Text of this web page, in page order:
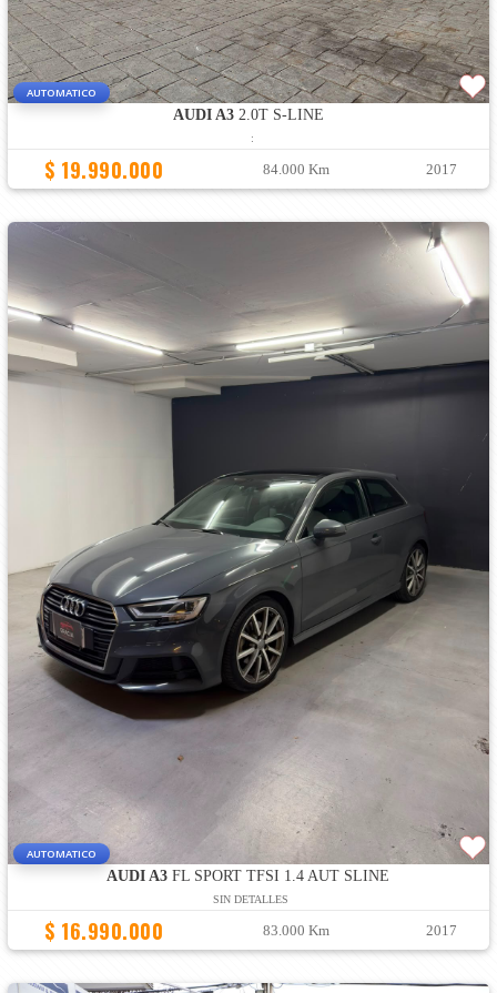
AUTOMATICO
AUDI A32.0T S-LINE
:
$ 19.990.000 84.000 Km 2017
AUTOMATICO
AUDI A3 FL SPORT TFSI 1.4 AUT SLINE
SIN DETALLES
$ 16.990.000 83.000 Km 2017